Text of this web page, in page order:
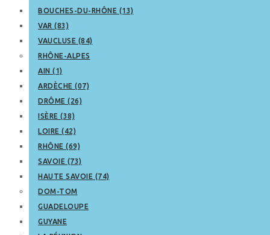
BOUCHES-DU-RHÔNE (13)
VAR (83)
VAUCLUSE (84)
RHÔNE-ALPES
AIN (1)
ARDÈCHE (07)
DRÔME (26)
ISÈRE (38)
LOIRE (42)
RHÔNE (69)
SAVOIE (73)
HAUTE SAVOIE (74)
DOM-TOM
GUADELOUPE
GUYANE